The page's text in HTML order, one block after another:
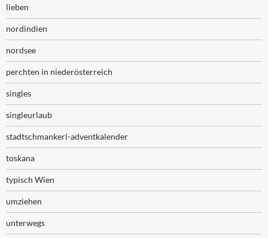
lieben
nordindien
nordsee
perchten in niederösterreich
singles
singleurlaub
stadtschmankerl-adventkalender
toskana
typisch Wien
umziehen
unterwegs